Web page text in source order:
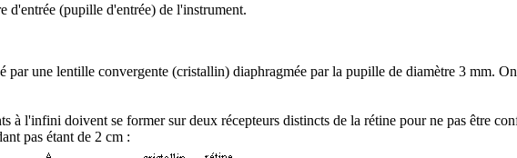
d'entrée (pupille d'entrée) de l'instrument.
une lentille convergente (cristallin) diaphragmée par la pupille de diamètre 3 mm.
à l'infini doivent se former sur deux récepteurs distincts de la rétine pour ne pas être
pas étant de 2 cm :